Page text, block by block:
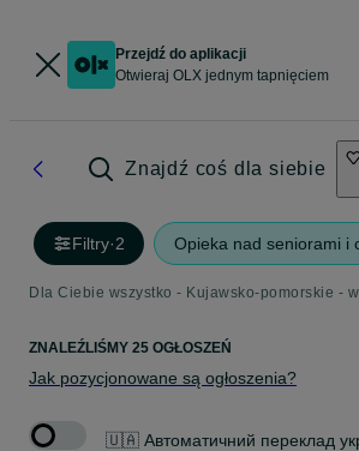
Przejdź do aplikacji
Otwieraj OLX jednym tapnięciem
Znajdź coś dla siebie
Filtry·2 Opieka nad seniorami i
ZNALEŹLIŚMY 25 OGŁOSZEŃ
Jak pozycjonowane są ogłoszenia?
🇺🇦 Автоматичний переклад